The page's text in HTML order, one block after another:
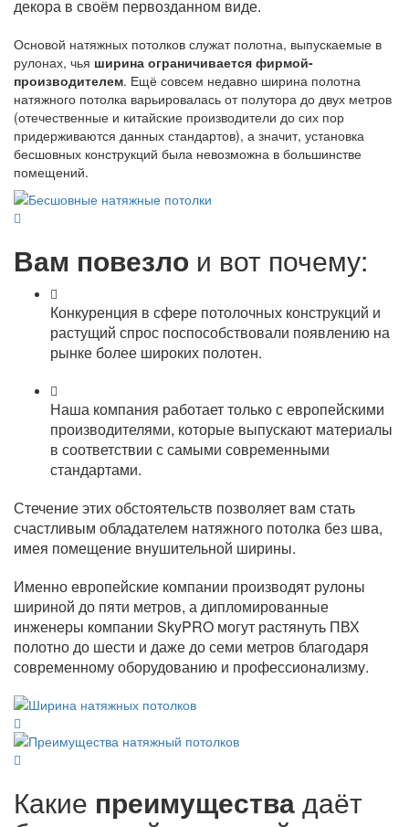
декора в своём первозданном виде.
Основой натяжных потолков служат полотна, выпускаемые в
рулонах, чья ширина ограничивается фирмой-
производителем. Ещё совсем недавно ширина полотна
натяжного потолка варьировалась от полутора до двух метров
(отечественные и китайские производители до сих пор
придерживаются данных стандартов), а значит, установка
бесшовных конструкций была невозможна в большинстве
помещений.
Вам повезло и вот почему:
Конкуренция в сфере потолочных конструкций и
растущий спрос поспособствовали появлению на
рынке более широких полотен.
Наша компания работает только с европейскими
производителями, которые выпускают материалы
в соответствии с самыми современными
стандартами.
Стечение этих обстоятельств позволяет вам стать
счастливым обладателем натяжного потолка без шва,
имея помещение внушительной ширины.
Именно европейские компании производят рулоны
шириной до пяти метров, а дипломированные
инженеры компании SkyPRO могут растянуть ПВХ
полотно до шести и даже до семи метров благодаря
современному оборудованию и профессионализму.
Какие преимуществадаёт